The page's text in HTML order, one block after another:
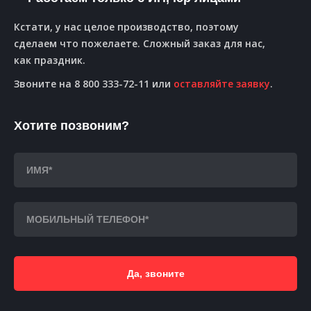
Кстати, у нас целое производство, поэтому
сделаем что пожелаете. Сложный заказ для нас,
как праздник.
Звоните на 8 800 333-72-11 или оставляйте заявку.
Хотите позвоним?
Да, звоните